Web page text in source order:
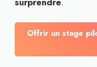
Offrir un stage